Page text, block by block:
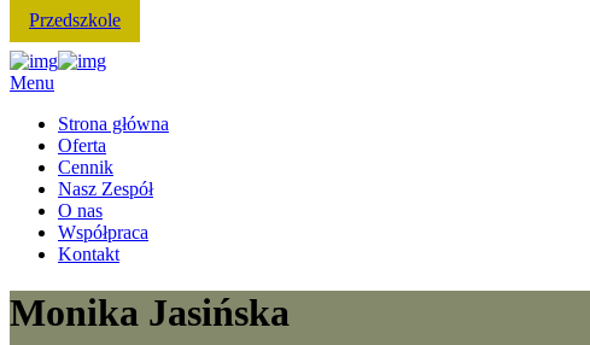
Przedszkole
Menu
Strona główna
Oferta
Cennik
Nasz Zespół
O nas
Współpraca
Kontakt
Monika Jasińska